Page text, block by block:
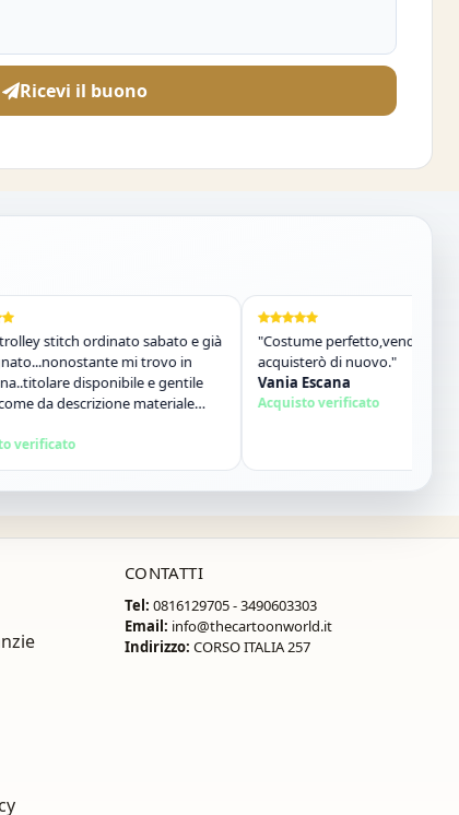
Ricevi il buono
stitch ordinato sabato e già
mi trovo in
disponibile e gentile
descrizione materiale
consigliato"
"Costume perfetto,venditore
acquisterò di nuovo."
Vania Escana
Acquisto verificato
CONTATTI
Tel: 0816129705 - 3490603303
Email: info@thecartoonworld.it
Indirizzo: CORSO ITALIA 257